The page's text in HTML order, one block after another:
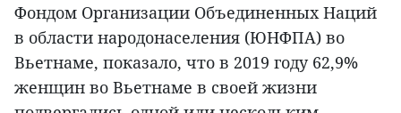
Фондом Организации Объединенных Наций
в области народонаселения (ЮНФПА) во
Вьетнаме, показало, что в 2019 году 62,9%
женщин во Вьетнаме в своей жизни